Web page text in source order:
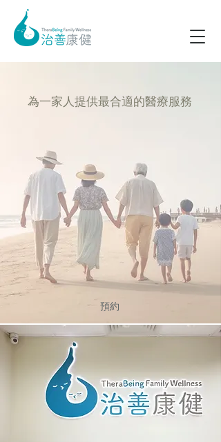
為一家人提供最合適的醫療服務
預約